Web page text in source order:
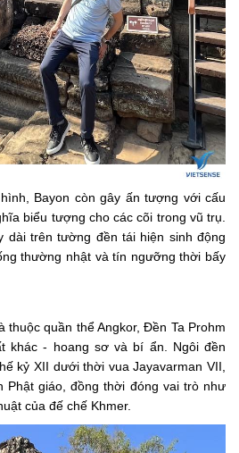
Bayon còn gây ấn tượng với cấu
biểu tượng cho các cõi trong vũ trụ.
dài trên tường đền tái hiện sinh động
thường nhật và tín ngưỡng thời bấy
thuộc quần thể Angkor, Đền Ta Prohm
khác - hoang sơ và bí ẩn. Ngôi đền
kỷ XII dưới thời vua Jayavarman VII,
Phật giáo, đồng thời đóng vai trò như
của đế chế Khmer.